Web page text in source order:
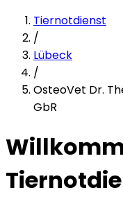
Tiernotdienst
/
Lübeck
/
OsteoVet Dr.
GbR